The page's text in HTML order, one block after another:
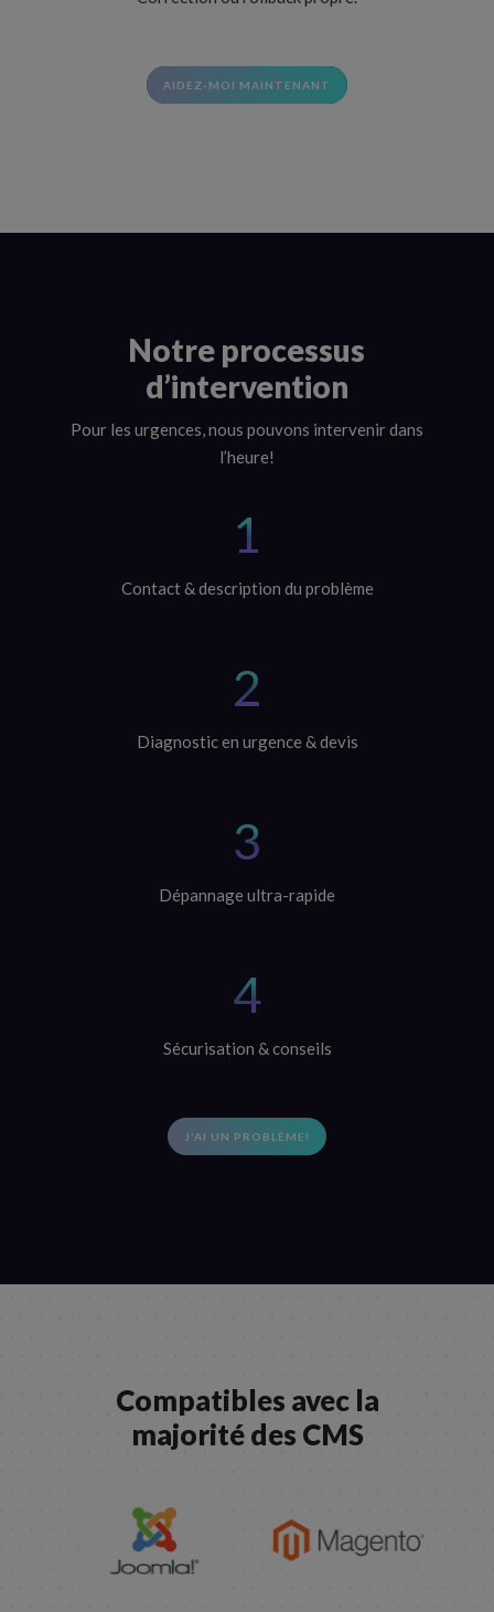
AIDEZ-MOI MAINTENANT
Notre processus
d’intervention
Pour les urgences, nous pouvons intervenir dans
l’heure!
1
Contact & description du problème
2
Diagnostic en urgence & devis
3
Dépannage ultra-rapide
4
Sécurisation & conseils
J'AI UN PROBLÈME!
Compatibles avec la
majorité des CMS